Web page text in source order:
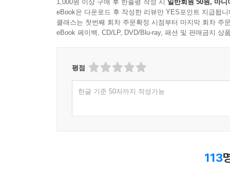
1,000원 이상 구매 후 한줄평 작성 시 일반회원 50원, 마니
eBook은 다운로드 후 작성한 리뷰만 YES포인트 지급됩니
클래스는 첫번째 회차 주문확정 시점부터 마지막 회차 주
eBook 페이백, CD/LP, DVD/Blu-ray, 패션 및 판매금지 상
평점
한글 기준 50자까지 작성가능
113